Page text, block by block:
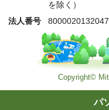
を除く）
法人番号
8000020132047
Copyright©
パ